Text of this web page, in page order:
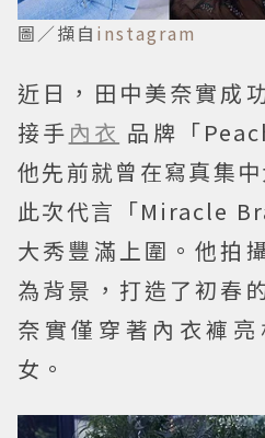
圖／擷自 instagram
近日，田中美奈實成
接手 內衣 品牌「
他先前就曾在寫真集
此次代言「Miracle
大秀豐滿上圍。他拍
為背景，打造了初春
奈實僅穿著內衣褲
女。